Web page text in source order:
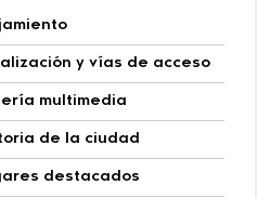
y vías de acceso
multimedia
de la ciudad
destacados